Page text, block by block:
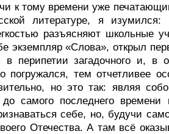
к тому времени уже
литературе, я
разъясняют школьные
экземпляр «Слова», открыл
в перипетии загадочного и, в
тем отчетливее
но это так: являя
самого последнего времени
себе, но, будучи
Отечества. А там всё